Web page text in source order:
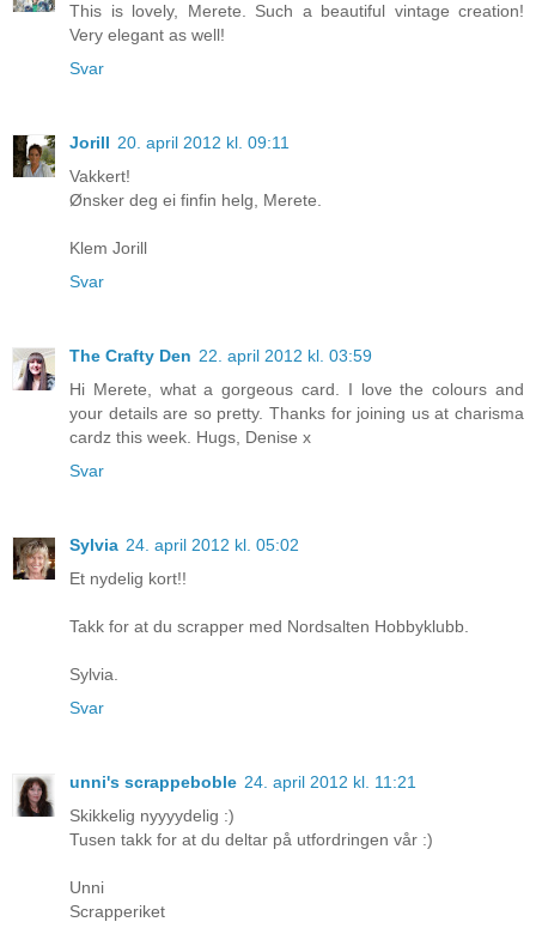
This is lovely, Merete. Such a beautiful vintage creation!
Very elegant as well!
Svar
Jorill 20. april 2012 kl. 09:11
Vakkert!
Ønsker deg ei finfin helg, Merete.
Klem Jorill
Svar
The Crafty Den 22. april 2012 kl. 03:59
Hi Merete, what a gorgeous card. I love the colours and
your details are so pretty. Thanks for joining us at charisma
cardz this week. Hugs, Denise x
Svar
Sylvia 24. april 2012 kl. 05:02
Et nydelig kort!!
Takk for at du scrapper med Nordsalten Hobbyklubb.
Sylvia.
Svar
unni's scrappeboble 24. april 2012 kl. 11:21
Skikkelig nyyyydelig :)
Tusen takk for at du deltar på utfordringen vår :)
Unni
Scrapperiket